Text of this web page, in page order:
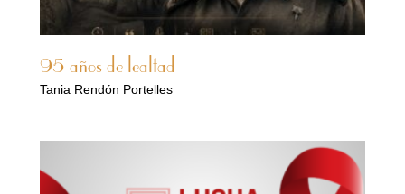
95 años de lealtad
Tania Rendón Portelles